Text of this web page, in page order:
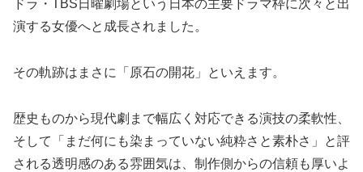
ドラ・TBS日曜劇場という日本の主要ドラマ枠に次々と出
演する女優へと成長されました。
その軌跡はまさに「原石の開花」といえます。
歴史ものから現代劇まで幅広く対応できる演技の柔軟性、
そして「まだ何にも染まっていない純粋さと素朴さ」と評
される透明感のある雰囲気は、制作側からの信頼も厚いよ